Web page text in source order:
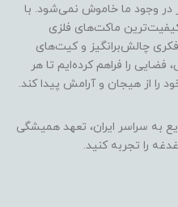
وجود ما خاموش نمی‌شود. با
ماکت‌های فلزی
چالش‌برانگیز و کیت‌های
را فراهم کرده‌ایم تا هر
را از هیجان و آرامش پیدا کند.
به سراسر ایران، تعهد همیشگی
را تجربه کنید.